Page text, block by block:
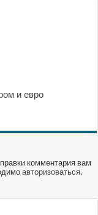
и евро
комментария вам
авторизоваться.